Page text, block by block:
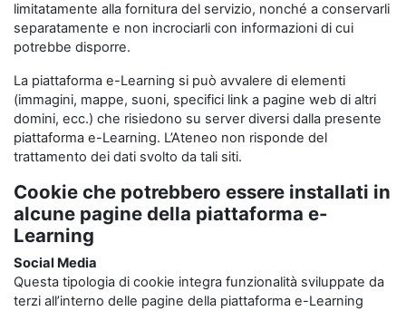
limitatamente alla fornitura del servizio, nonché a conservarli
separatamente e non incrociarli con informazioni di cui
potrebbe disporre.
La piattaforma e-Learning si può avvalere di elementi
(immagini, mappe, suoni, specifici link a pagine web di altri
domini, ecc.) che risiedono su server diversi dalla presente
piattaforma e-Learning. L’Ateneo non risponde del
trattamento dei dati svolto da tali siti.
Cookie che potrebbero essere installati in
alcune pagine della piattaforma e-
Learning
Social Media
Questa tipologia di cookie integra funzionalità sviluppate da
terzi all’interno delle pagine della piattaforma e-Learning